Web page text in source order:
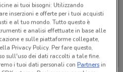
non abbiamo pubblicato
Riprova più tardi.
ai tuoi bisogni: Utilizzando
inserzioni e offerte per i tuoi acquisti
e al tuo mondo. Tutto questo è
e analisi effettuate in base alle
e sulle piattaforme collegate,
Privacy Policy. Per fare questo,
sull'uso dei dati raccolti a tale fine.
i tuoi dati personali conPartnersin